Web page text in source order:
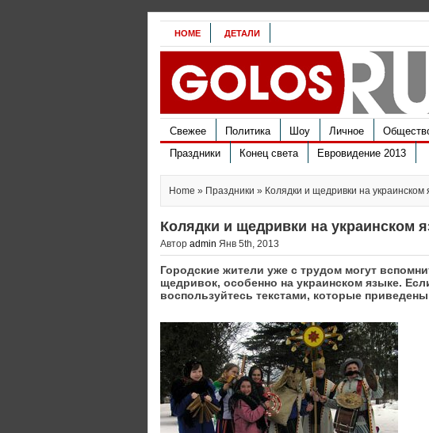
HOME ДЕТАЛИ
Свежее Политика Шоу Личное
Праздники
Конец света Евровидение 2013
Home » Праздники » Колядки и щедривки на украинском
Колядки и щедривки на украинском
Автор admin Янв 5th, 2013
Городские жители уже с трудом могут
щедривок, особенно на украинском языке.
воспользуйтесь текстами, которые